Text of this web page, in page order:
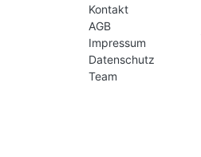
Kontakt
AGB
Impressum
Datenschutz
Team